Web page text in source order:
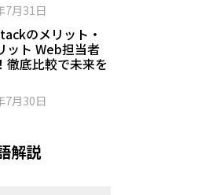
7月31日
のメリット・
ット Web担当者
徹底比較で未来を
7月30日
解説